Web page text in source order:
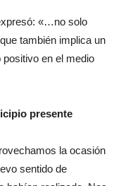
«…no solo
también implica un
en el medio
presente
la ocasión
sentido de